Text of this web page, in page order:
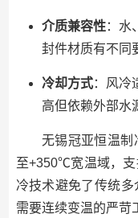
介质兼容性：水
封件材质有不同
冷却方式：风冷
高但依赖外部水
无锡冠亚恒温
至+350℃宽温域，
冷技术避免了传统
需要连续变温的严苛